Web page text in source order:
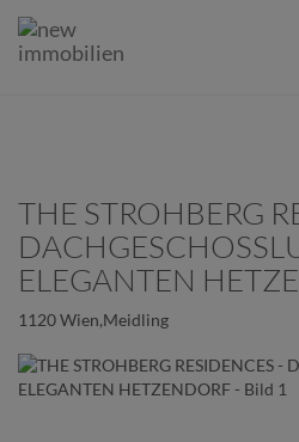
THE STROHBERG
ELEGANTEN
1120 Wien,Meidling